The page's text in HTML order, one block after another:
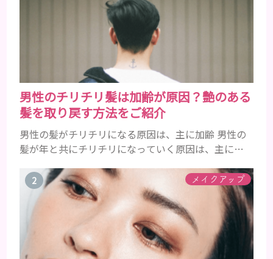
男性のチリチリ髪は加齢が原因？艶のある
髪を取り戻す方法をご紹介
男性の髪がチリチリになる原因は、主に加齢 男性の
髪が年と共にチリチリになっていく原因は、主に加
にツヤがあった男性も、いつのまにか髪がチリチリ
でペタンとするようになったと感じる人もいるでし
ょう。特に大人の男性としての魅力が出てくる40代
以降の男性に悩んでいる人が多い傾向があります。
髪が生え変わるサイクルは、年齢と共に乱れていき
ます。髪が太くならないま...
メイクアップ